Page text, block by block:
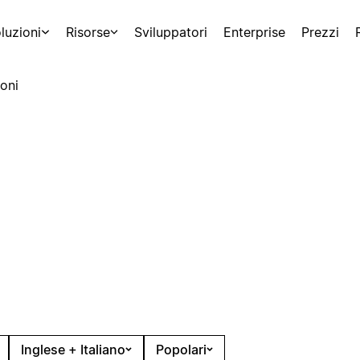
Risorse Sviluppatori Enterprise Prezzi
Inglese + Italiano Popolari